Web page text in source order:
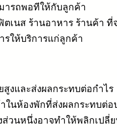
ารถพอทีให้กับลูกค้า
เนส ร้านอาหาร ร้านค้า
ให้บริการแก่ลูกค้า
งและส่งผลกระทบต่อกำไร
ในห้องพักที่ส่งผลกระทบต่
ส่วนหนึ่งอาจทำให้พลิกเป